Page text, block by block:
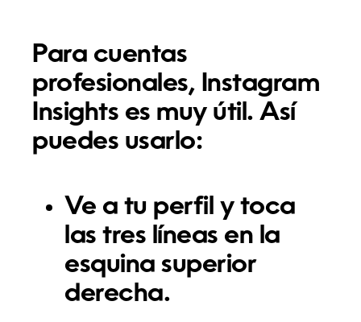
Para cuentas
profesionales, Instagram
Insights es muy útil. Así
puedes usarlo:
Ve a tu perfil y toca
las tres líneas en la
esquina superior
derecha.